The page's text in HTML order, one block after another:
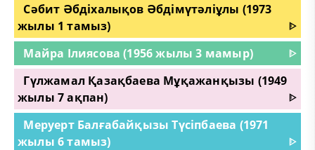
Сәбит Әбдіхалықов Әбдімүтәліұлы (1973
жылы 1 тамыз)
ᐈ
Майра Ілиясова (1956 жылы 3 мамыр)
ᐈ
Гүлжамал Қазақбаева Мұқажанқызы (1949
жылы 7 ақпан)
ᐈ
Меруерт Балғабайқызы Түсіпбаева (1971
жылы 6 тамыз)
ᐈ